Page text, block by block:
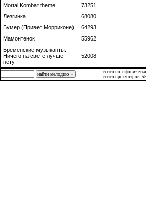
Mortal Kombat theme
73251
Лезгинка
68080
Бумер (Привет Морриконе)
64293
Мамонтенок
55962
Бременские музыканты:
Ничего на свете лучше
нету
52008
всего
всего просмотров: